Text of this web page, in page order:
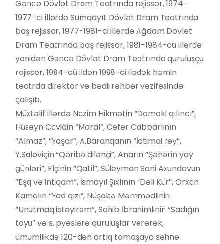
Gəncə Dövlət Dram Teatrında rejissor, 1974-
1977-ci illərdə Sumqayıt Dövlət Dram Teatrında
baş rejissor, 1977-1981-ci illərdə Ağdam Dövlət
Dram Teatrında baş rejissor, 1981-1984-cü illərdə
yenidən Gəncə Dövlət Dram Teatrında quruluşçu
rejissor, 1984-cü ildən 1998-ci ilədək həmin
teatrda direktor və bədii rəhbər vəzifəsində
çalışıb.
Müxtəlif illərdə Nazim Hikmətin “Domokl qılıncı”,
Hüseyn Cavidin “Maral”, Cəfər Cabbarlının
“Almaz”, “Yaşar”, A.Baranqanın “İctimai rəy”,
Y.Saloviçin “Qəribə dilənçi”, Anarın “Şəhərin yay
günləri”, Elçinin “Qatil”, Süleyman Sani Axundovun
“Eşq və intiqam”, İsmayıl Şıxlının “Dəli Kür”, Orxan
Kamalın “Yad qızı”, Nüşabə Məmmədlinin
“Unutmaq istəyirəm”, Sahib İbrahimlinin “Sadığın
toyu” və s. pyeslərə quruluşlar verərək,
ümumilikdə 120-dən artıq tamaşaya səhnə